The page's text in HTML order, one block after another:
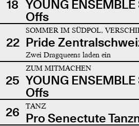
18 YOUNG
Offs
22
SOMMER IM SÜDPOL,
Pride
Zwei Dragqueens laden ein
25
ZUM MITMACHEN
YOUNG
Offs
26
TANZ
Pro Senectute